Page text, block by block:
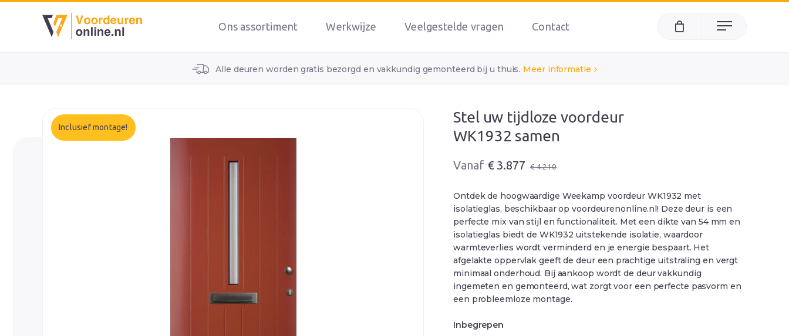
Alle deuren worden gratis bezorgd en vakkundig gemonteerd bij u thuis. Meer informatie
Ons assortiment Werkwijze Veelgestelde vragen Contact Menu
wk1932
Inclusief montage!
Stel uw tijdloze voordeur
WK1932 samen
€4.210
Oorspronkelijke
was:
€ 4.210.
€3.877
Huidige
is:
€ 3.877.
Ontdek de hoogwaardige Weekamp voordeur WK1932 met
isolatieglas, beschikbaar op voordeurenonline.nl! Deze deur is een
perfecte mix van stijl en functionaliteit. Met een dikte van 54 mm en
isolatieglas biedt de WK1932 uitstekende isolatie, waardoor
warmteverlies wordt verminderd en je energie bespaart. Het
afgelakte oppervlak geeft de deur een prachtige uitstraling en vergt
minimaal onderhoud. Bij aankoop wordt de deur vakkundig
ingemeten en gemonteerd, wat zorgt voor een perfecte pasvorm en
een probleemloze montage.
Inbegrepen